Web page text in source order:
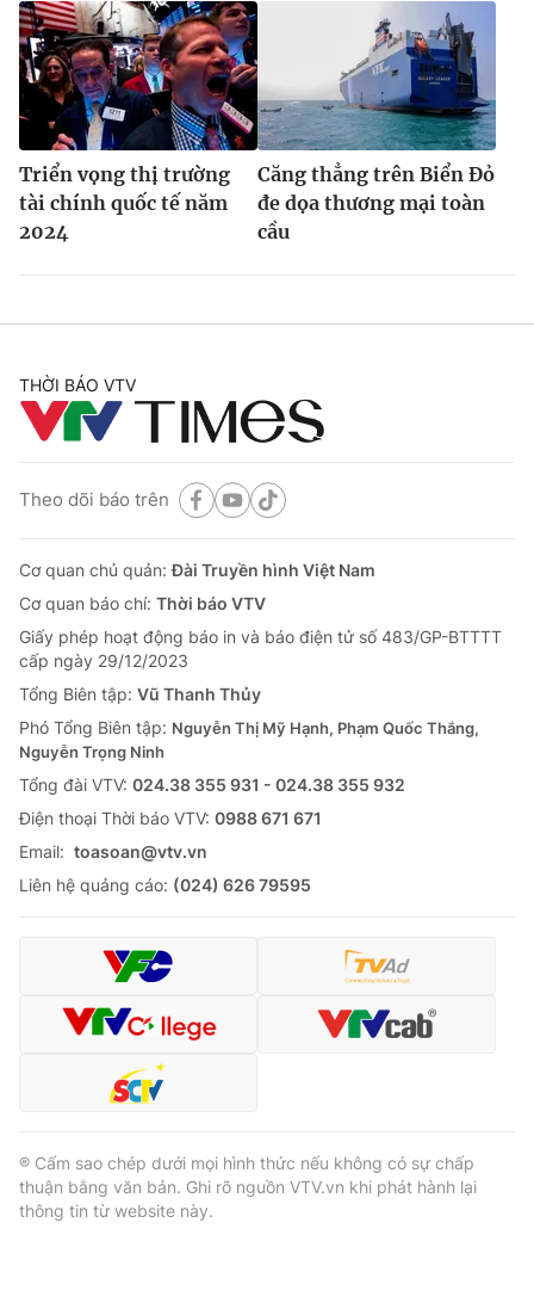
Triển vọng thị trường
tài chính quốc tế năm
2024
Căng thẳng trên Biển Đỏ
đe dọa thương mại toàn
cầu
THỜI BÁO VTV
Theo dõi báo trên
Cơ quan chủ quản:Đài Truyền hình Việt Nam
Cơ quan báo chí: Thời báo VTV
Giấy phép hoạt động báo in và báo điện tử số 483/GP-BTTTT
cấp ngày 29/12/2023
Tổng Biên tập: Vũ Thanh Thủy
Phó Tổng Biên tập: Nguyễn Thị Mỹ Hạnh, Phạm Quốc Thắng,
Nguyễn Trọng Ninh
Tổng đài VTV: 024.38 355 931 - 024.38 355 932
Ðiện thoại Thời báo VTV: 0988 671 671
Email: toasoan@vtv.vn
Liên hệ quảng cáo: (024) 626 79595
® Cấm sao chép dưới mọi hình thức nếu không có sự chấp
thuận bằng văn bản. Ghi rõ nguồn VTV.vn khi phát hành lại
thông tin từ website này.